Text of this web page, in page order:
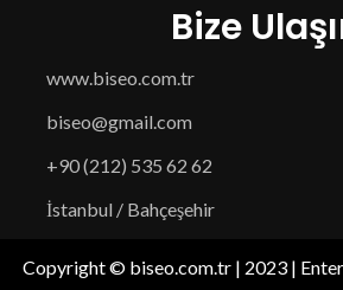
Bize
www.biseo.com.tr
biseo@gmail.com
+90 (212) 535 62 62
İstanbul / Bahçeşehir
Copyright © biseo.com.tr | 2023 |